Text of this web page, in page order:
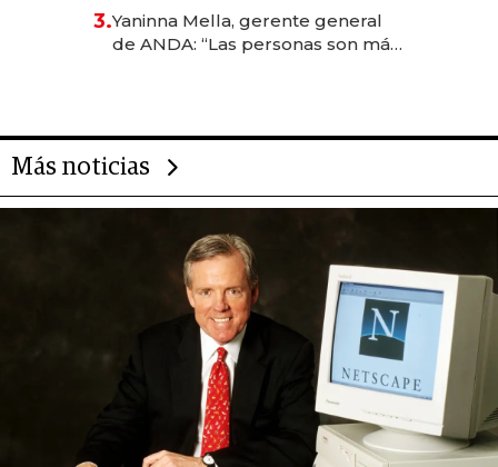
anticipación y prepara apertura
3.Yaninna Mella, gerente general
de ANDA: “Las personas son más
Más noticias